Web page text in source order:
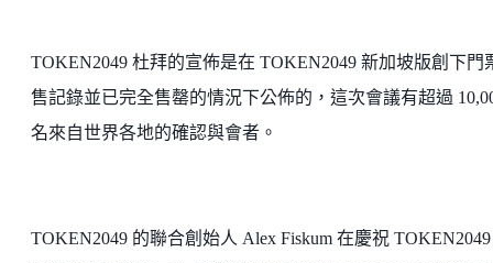
TOKEN2049 杜拜的宣佈是在 TOKEN2049 新加坡版創下門
售記錄並已完全售罄的情況下公佈的，這次會議有超過
名來自世界各地的確認與會者。
TOKEN2049 的聯合創始人 Alex Fiskum 在慶祝